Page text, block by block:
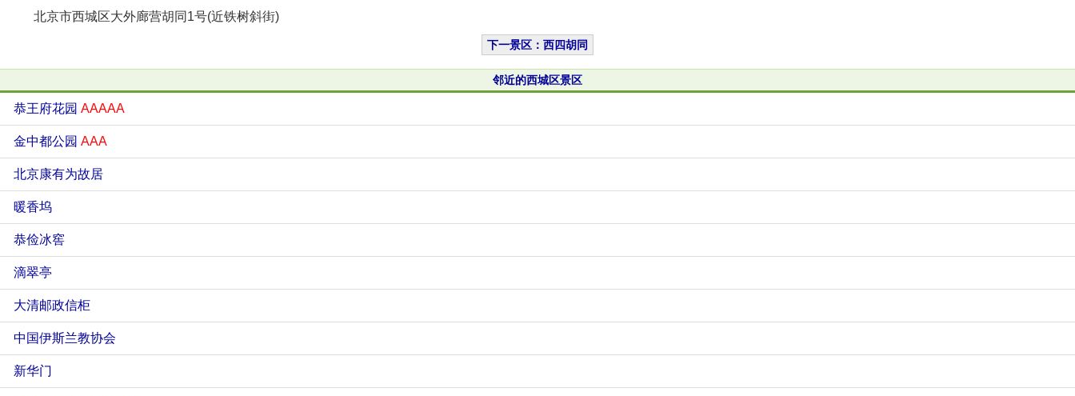
北京市西城区大外廊营胡同1号(近铁树斜街)
下一景区：西四胡同
邻近的西城区景区
恭王府花园 AAAAA
金中都公园 AAA
北京康有为故居
暖香坞
恭俭冰窖
滴翠亭
大清邮政信柜
中国伊斯兰教协会
新华门